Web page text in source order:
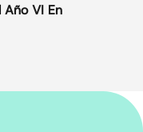
Año VI En